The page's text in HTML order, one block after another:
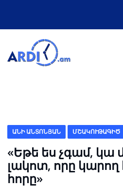
ԱՆԻ ԱՆՏՈՆՅԱՆ ՄՇԱԿՈՒԹԱԳԻԾ
«Եթե ես չգամ, կա
լակոտ, որը
հորը»